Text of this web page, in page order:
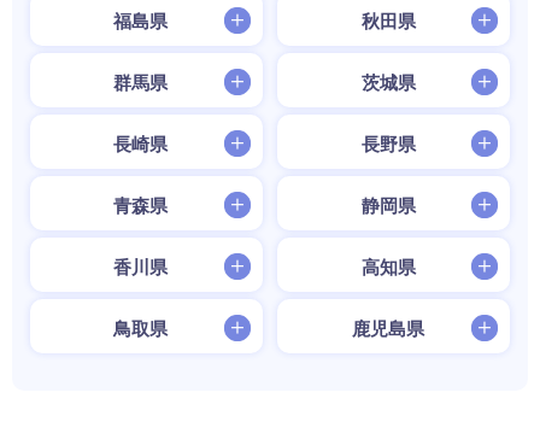
福島県 秋田県
群馬県 茨城県
長崎県 長野県
青森県 静岡県
香川県 高知県
鳥取県 鹿児島県